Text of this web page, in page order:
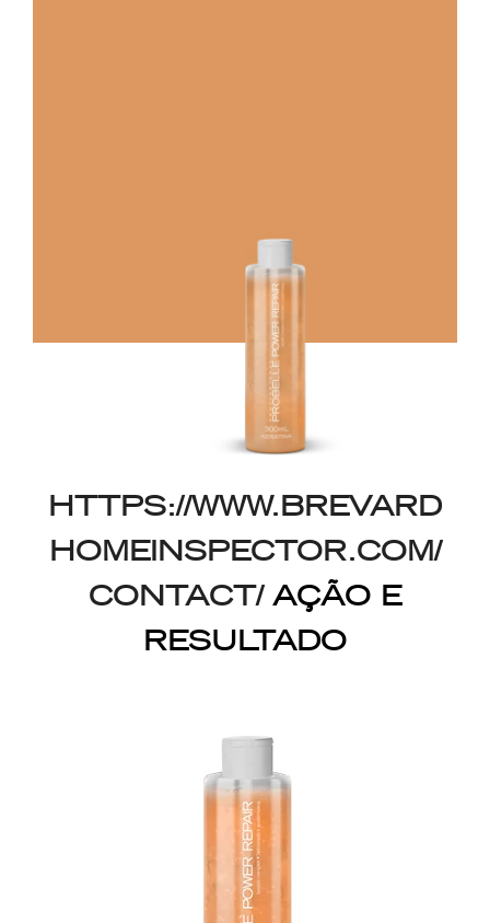
HTTPS://WWW.BREVARD
HOMEINSPECTOR.COM/
CONTACT/AÇÃO E
RESULTADO